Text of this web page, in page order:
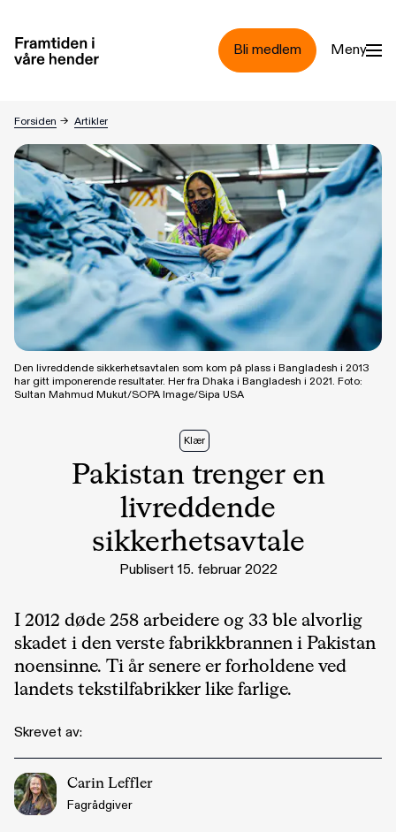
Bli medlem Meny
Forsiden → Artikler
Pakistan trenger en livreddende sikkerhetsavtale
Klær
Pakistan trenger en
livreddende
sikkerhetsavtale
Publisert 15. februar 2022
Den livreddende sikkerhetsavtalen som kom på plass i Bangladesh i 2013
har gitt imponerende resultater. Her fra Dhaka i Bangladesh i 2021. Foto:
Sultan Mahmud Mukut/SOPA Image/Sipa USA
I 2012 døde 258 arbeidere og 33 ble alvorlig
skadet i den verste fabrikkbrannen i Pakistan
noensinne. Ti år senere er forholdene ved
landets tekstilfabrikker like farlige.
Skrevet av:
Carin Leffler
Fagrådgiver